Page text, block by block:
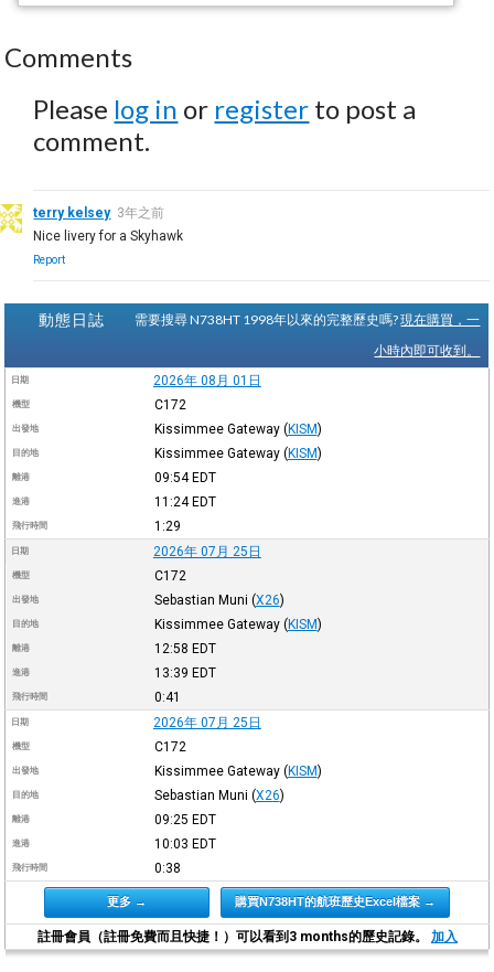
Comments
Please log in or register to post a
comment.
terry kelsey 3年之前
Nice livery for a Skyhawk
Report
動態日誌 需要搜尋 N738HT 1998年以來的完整歷史嗎?現在購買，一
小時內即可收到。
日期 2026年 08月 01日
機型 C172
出發地 Kissimmee Gateway (KISM)
目的地 Kissimmee Gateway (KISM)
離港 09:54EDT
進港 11:24EDT
飛行時間 1:29
日期 2026年 07月 25日
機型 C172
出發地 Sebastian Muni (X26)
目的地 Kissimmee Gateway (KISM)
離港 12:58 EDT
進港 13:39 EDT
飛行時間 0:41
日期 2026年 07月 25日
機型 C172
出發地 Kissimmee Gateway (KISM)
目的地 Sebastian Muni (X26)
離港 09:25 EDT
進港 10:03 EDT
飛行時間 0:38
更多 → 購買N738HT的航班歷史Excel檔案 →
註冊會員（註冊免費而且快捷！）可以看到3 months的歷史記錄。 加入